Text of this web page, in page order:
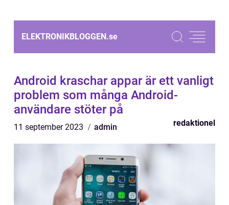
ELEKTRONIKBLOGGEN.se
Android kraschar appar är ett vanligt
problem som många Android-
användare stöter på
11 september 2023 admin redaktionel